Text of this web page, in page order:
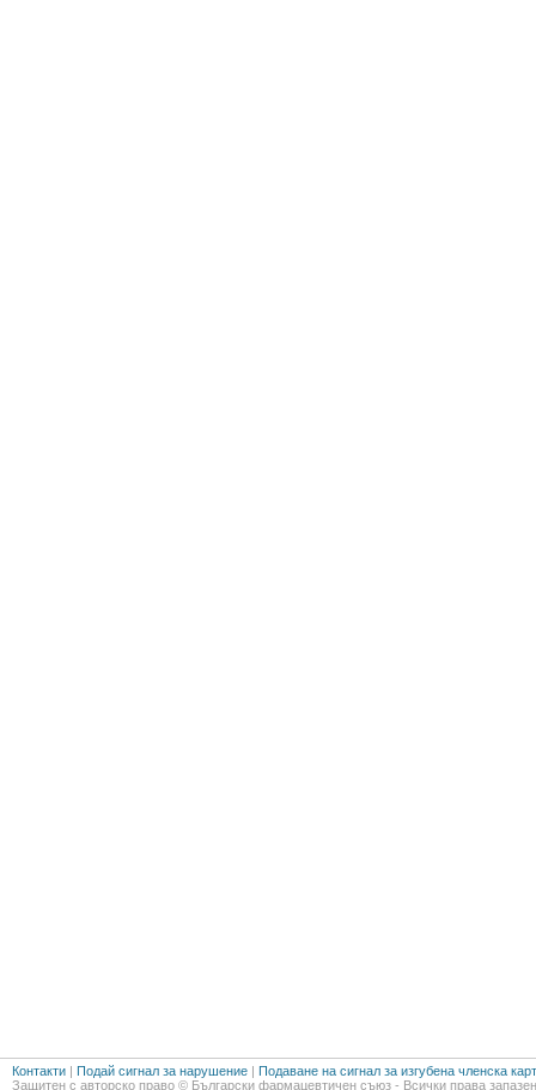
Контакти | Подай сигнал за нарушение | Подаване на сигнал за изгубена членска
Защитен с авторско право © Български фармацевтичен съюз - Всички права